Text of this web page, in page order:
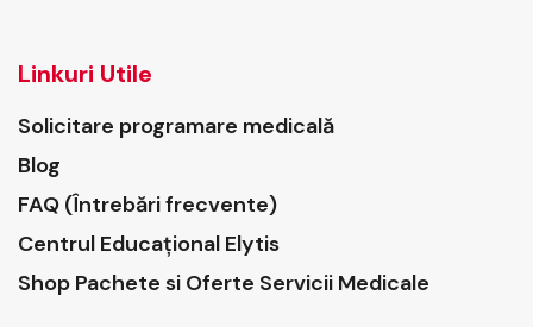
Linkuri Utile
Solicitare programare medicală
Blog
FAQ (Întrebări frecvente)
Centrul Educațional Elytis
Shop Pachete si Oferte Servicii Medicale